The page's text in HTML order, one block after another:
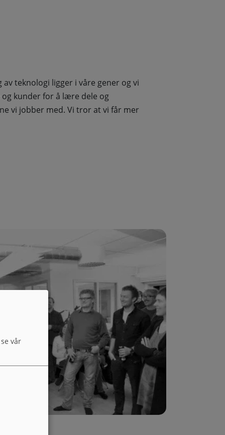
av teknologi ligger i våre gener og vi
kunder for å lære dele og
vi jobber med. Vi tror at vi får mer
vår